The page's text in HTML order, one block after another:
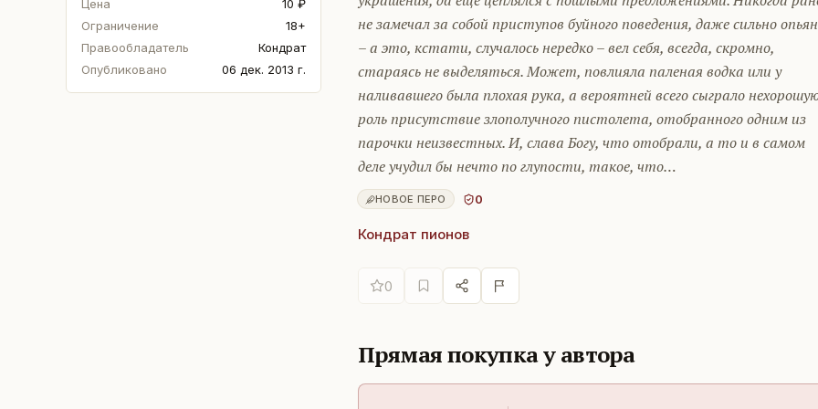
Цена
10 ₽
Ограничение
18+
Правообладатель
Кондрат
Опубликовано
06 дек. 2013 г.
не замечал за собой приступов буйного поведения, даже сильно
– а это, кстати, случалось нередко – вел себя, всегда, скромно,
стараясь не выделяться. Может, повлияла паленая водка или у
наливавшего была плохая рука, а вероятней всего сыграло
роль присутствие злополучного пистолета, отобранного одним из
парочки неизвестных. И, слава Богу, что отобрали, а то и в самом
деле учудил бы нечто по глупости, такое, что…
НОВОЕ ПЕРО 0
Кондрат пионов
0
Прямая покупка у автора